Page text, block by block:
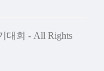
대회 - All Rights